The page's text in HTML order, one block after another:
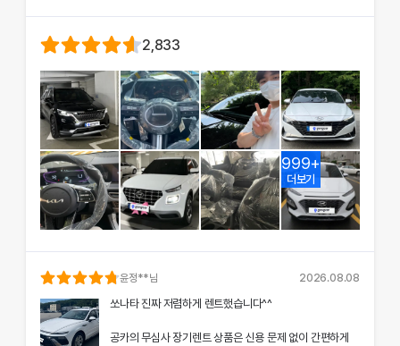
2,833
999+
더보기
윤정**님 2026.08.08
쏘나타 진짜 저렴하게 렌트했습니다^^
공카의 무심사 장기렌트 상품은 신용 문제 없이 간편하게